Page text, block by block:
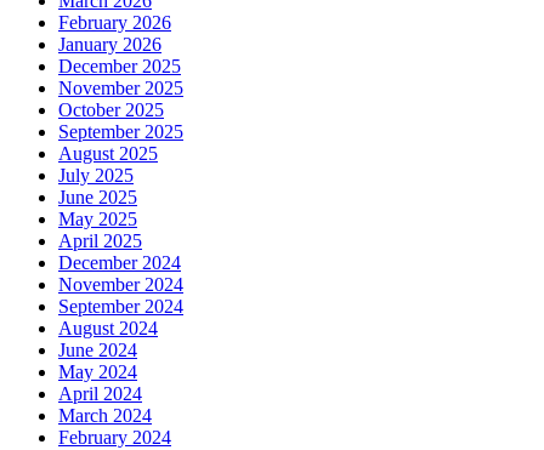
February 2026
January 2026
December 2025
November 2025
October 2025
September 2025
August 2025
July 2025
June 2025
May 2025
April 2025
December 2024
November 2024
September 2024
August 2024
June 2024
May 2024
April 2024
March 2024
February 2024